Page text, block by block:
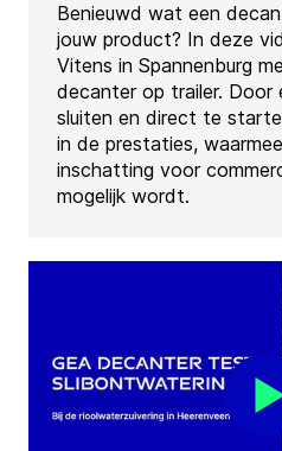
Benieuwd wat een
jouw product? In deze
Vitens in Spannenburg
decanter op trailer. Door
sluiten en direct te
in de prestaties,
inschatting voor
mogelijk wordt.